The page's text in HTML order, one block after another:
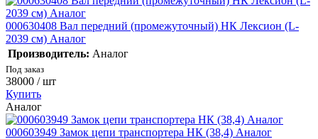
000630408 Вал передний (промежуточный) НК Лексион (L-
2039 см) Аналог
Производитель: Аналог
Под заказ
38000 / шт
Купить
Аналог
000603949 Замок цепи транспортера НК (38,4) Аналог